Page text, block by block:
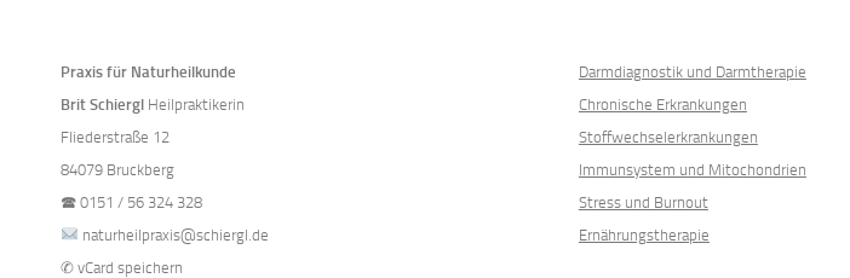
Praxis für Naturheilkunde
Brit Schiergl Heilpraktikerin
Fliederstraße 12
84079 Bruckberg
🕿 0151 / 56 324 328
naturheilpraxis@schiergl.de
✆ vCard speichern
Darmdiagnostik und Darmtherapie
Chronische Erkrankungen
Stoffwechselerkrankungen
Immunsystem und Mitochondrien
Stress und Burnout
Ernährungstherapie